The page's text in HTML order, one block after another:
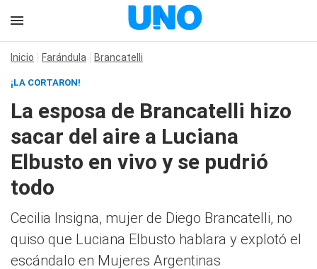
Inicio Farándula Brancatelli
¡LA CORTARON!
La esposa de Brancatelli hizo
sacar del aire a Luciana
Elbusto en vivo y se pudrió
todo
Cecilia Insigna, mujer de Diego Brancatelli, no
quiso que Luciana Elbusto hablara y explotó el
escándalo en Mujeres Argentinas